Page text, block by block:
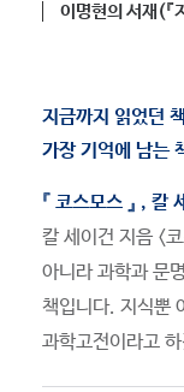
이명현의 서재(『
지금까지 읽었던
가장 기억에 남는
『 코스모스 』 ,
칼 세이건 지음 <
아니라 과학과 문
책입니다. 지식뿐
과학고전이라고